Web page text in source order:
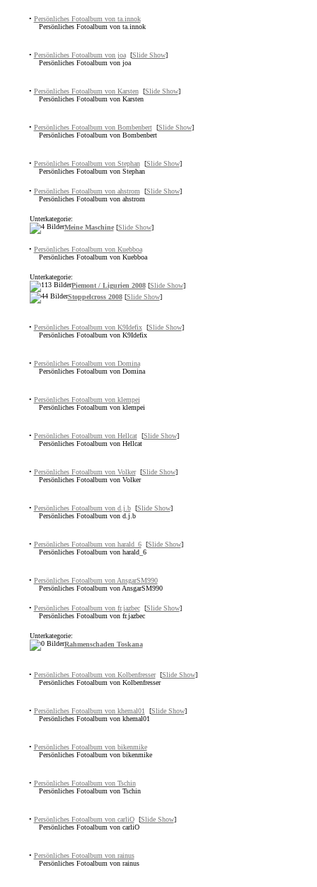
• Persönliches Fotoalbum von ta.innok
Persönliches Fotoalbum von ta.innok
• Persönliches Fotoalbum von joa [Slide Show]
Persönliches Fotoalbum von joa
• Persönliches Fotoalbum von Karsten [Slide Show]
Persönliches Fotoalbum von Karsten
• Persönliches Fotoalbum von Bombenbert [Slide Show]
Persönliches Fotoalbum von Bombenbert
• Persönliches Fotoalbum von Stephan [Slide Show]
Persönliches Fotoalbum von Stephan
• Persönliches Fotoalbum von ahstrom [Slide Show]
Persönliches Fotoalbum von ahstrom
Unterkategorie:
Meine Maschine[Slide Show]
• Persönliches Fotoalbum von Kuebboa
Persönliches Fotoalbum von Kuebboa
Unterkategorie:
Piemont / Ligurien 2008[Slide Show]
Stoppelcross 2008[Slide Show]
• Persönliches Fotoalbum von K9Idefix [Slide Show]
Persönliches Fotoalbum von K9Idefix
• Persönliches Fotoalbum von Domina
Persönliches Fotoalbum von Domina
• Persönliches Fotoalbum von klempei
Persönliches Fotoalbum von klempei
• Persönliches Fotoalbum von Hellcat [Slide Show]
Persönliches Fotoalbum von Hellcat
• Persönliches Fotoalbum von Volker [Slide Show]
Persönliches Fotoalbum von Volker
• Persönliches Fotoalbum von d.j.b [Slide Show]
Persönliches Fotoalbum von d.j.b
• Persönliches Fotoalbum von harald_6 [Slide Show]
Persönliches Fotoalbum von harald_6
• Persönliches Fotoalbum von AnsgarSM990
Persönliches Fotoalbum von AnsgarSM990
• Persönliches Fotoalbum von fr.jazbec [Slide Show]
Persönliches Fotoalbum von fr.jazbec
Unterkategorie:
Rahmenschaden Toskana
• Persönliches Fotoalbum von Kolbenfresser [Slide Show]
Persönliches Fotoalbum von Kolbenfresser
• Persönliches Fotoalbum von khemal01 [Slide Show]
Persönliches Fotoalbum von khemal01
• Persönliches Fotoalbum von bikenmike
Persönliches Fotoalbum von bikenmike
• Persönliches Fotoalbum von Tschin
Persönliches Fotoalbum von Tschin
• Persönliches Fotoalbum von carliO [Slide Show]
Persönliches Fotoalbum von carliO
• Persönliches Fotoalbum von rainus
Persönliches Fotoalbum von rainus